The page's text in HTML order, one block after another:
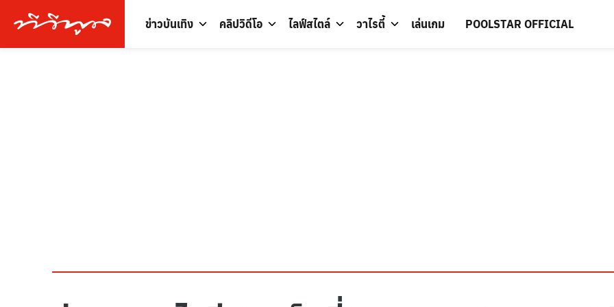
ข่าวบันเทิง คลิปวิดีโอ ไลฟ์สไตล์ วาไรตี้ เล่นเกม POOLSTAR OFFICIAL